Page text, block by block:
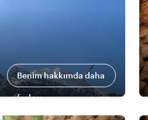
Benim hakkımda daha
fazlası